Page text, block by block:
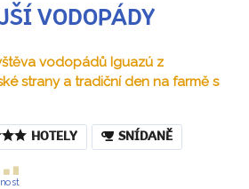
VODOPÁDY
vodopádů Iguazú z
strany a tradiční den na farmě s
HOTELY SNÍDANĚ